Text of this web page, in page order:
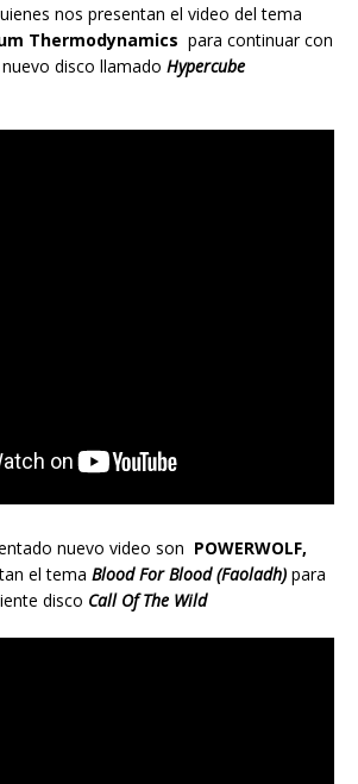
nos presentan el video del tema
Thermodynamics para continuar con
disco llamado Hypercube
nuevo video son POWERWOLF,
el tema Blood For Blood (Faoladh) para
disco Call Of The Wild